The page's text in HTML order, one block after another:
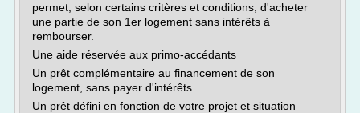
permet, selon certains critères et conditions, d'acheter
une partie de son 1er logement sans intérêts à
rembourser.
Une aide réservée aux primo-accédants
Un prêt complémentaire au financement de son
logement, sans payer d'intérêts
Un prêt défini en fonction de votre projet et situation